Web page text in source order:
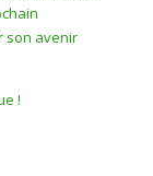
son avenir
!